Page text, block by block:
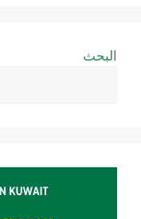
البحث